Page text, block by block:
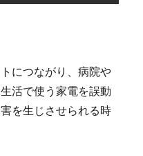
につながり、病院や
活で使う家電を誤動
を生じさせられる時